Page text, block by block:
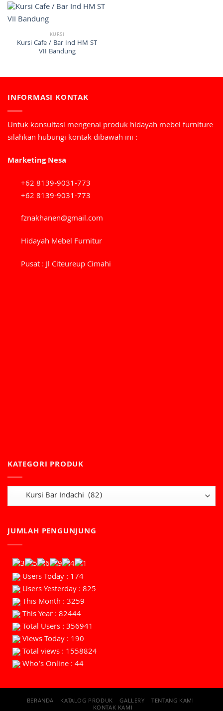
KURSI
Kursi Cafe / Bar Ind HM ST
VII Bandung
INFORMASI KONTAK
Untuk konsultasi mengenai produk hidayah mebel furniture
silahkan hubungi kontak dibawah ini :
Marketing Nesa
+62 8139-9031-773
+62 8139-9031-773
fznakhanen@gmail.com
Hidayah Mebel Furnitur
Pusat : Jl Citeureup Cimahi
KATEGORI PRODUK
JUMLAH PENGUNJUNG
Users Today : 174
Users Yesterday : 825
This Month : 3259
This Year : 82444
Total Users : 356941
Views Today : 190
Total views : 1558824
Who's Online : 44
BERANDA KATALOG PRODUK GALLERY TENTANG KAMI
KONTAK KAMI